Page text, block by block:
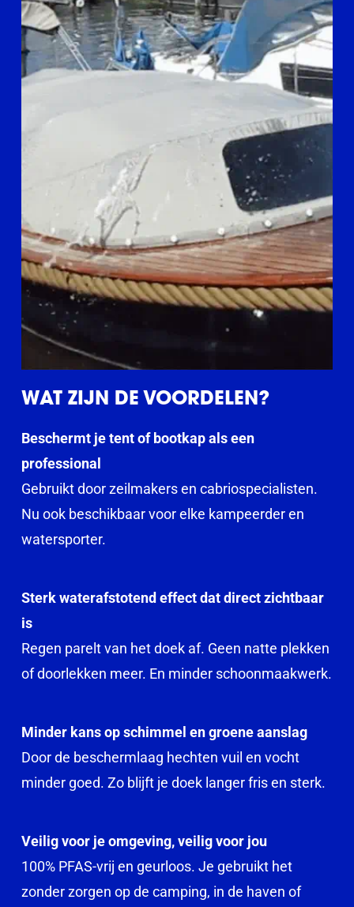
WAT ZIJN DE VOORDELEN?
Beschermt je tent of bootkap als een
professional
Gebruikt door zeilmakers en cabriospecialisten.
Nu ook beschikbaar voor elke kampeerder en
watersporter.
Sterk waterafstotend effect dat direct zichtbaar
is
Regen parelt van het doek af. Geen natte plekken
of doorlekken meer. En minder schoonmaakwerk.
Minder kans op schimmel en groene aanslag
Door de beschermlaag hechten vuil en vocht
minder goed. Zo blijft je doek langer fris en sterk.
Veilig voor je omgeving, veilig voor jou
100% PFAS-vrij en geurloos. Je gebruikt het
zonder zorgen op de camping, in de haven of